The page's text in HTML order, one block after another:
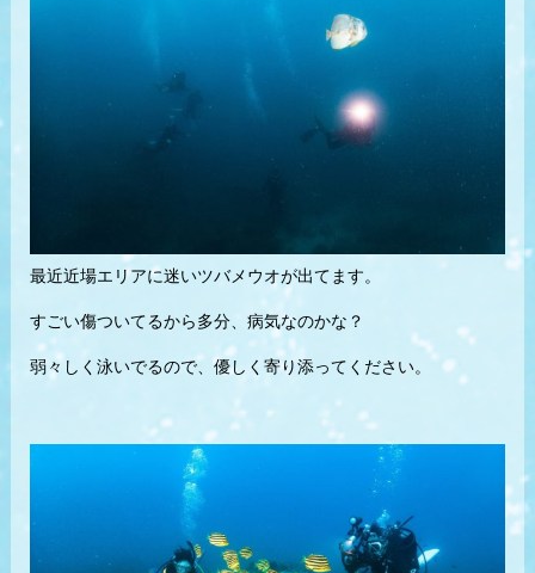
最近近場エリアに迷いツバメウオが出てます。
すごい傷ついてるから多分、病気なのかな？
弱々しく泳いでるので、優しく寄り添ってください。